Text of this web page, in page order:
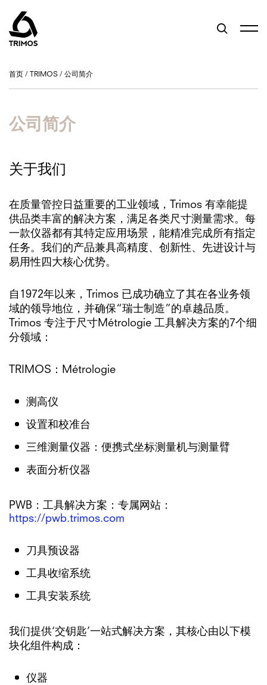
首页 / TRIMOS / 公司简介
公司简介
关于我们
在质量管控日益重要的工业领域，Trimos 有幸能提
供品类丰富的解决方案，满足各类尺寸测量需求。每
一款仪器都有其特定应用场景，能精准完成所有指定
任务。我们的产品兼具高精度、创新性、先进设计与
易用性四大核心优势。
自1972年以来，Trimos 已成功确立了其在各业务领
域的领导地位，并确保“瑞士制造”的卓越品质。
Trimos 专注于尺寸Métrologie 工具解决方案的7个细
分领域：
TRIMOS：Métrologie
测高仪
设置和校准台
三维测量仪器：便携式坐标测量机与测量臂
表面分析仪器
PWB：工具解决方案：专属网站：
https://pwb.trimos.com
刀具预设器
工具收缩系统
工具安装系统
我们提供‘交钥匙’一站式解决方案，其核心由以下模
块化组件构成：
仪器